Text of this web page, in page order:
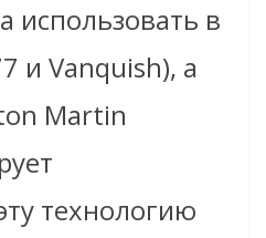
использовать в
и Vanquish), а
Martin
технологию